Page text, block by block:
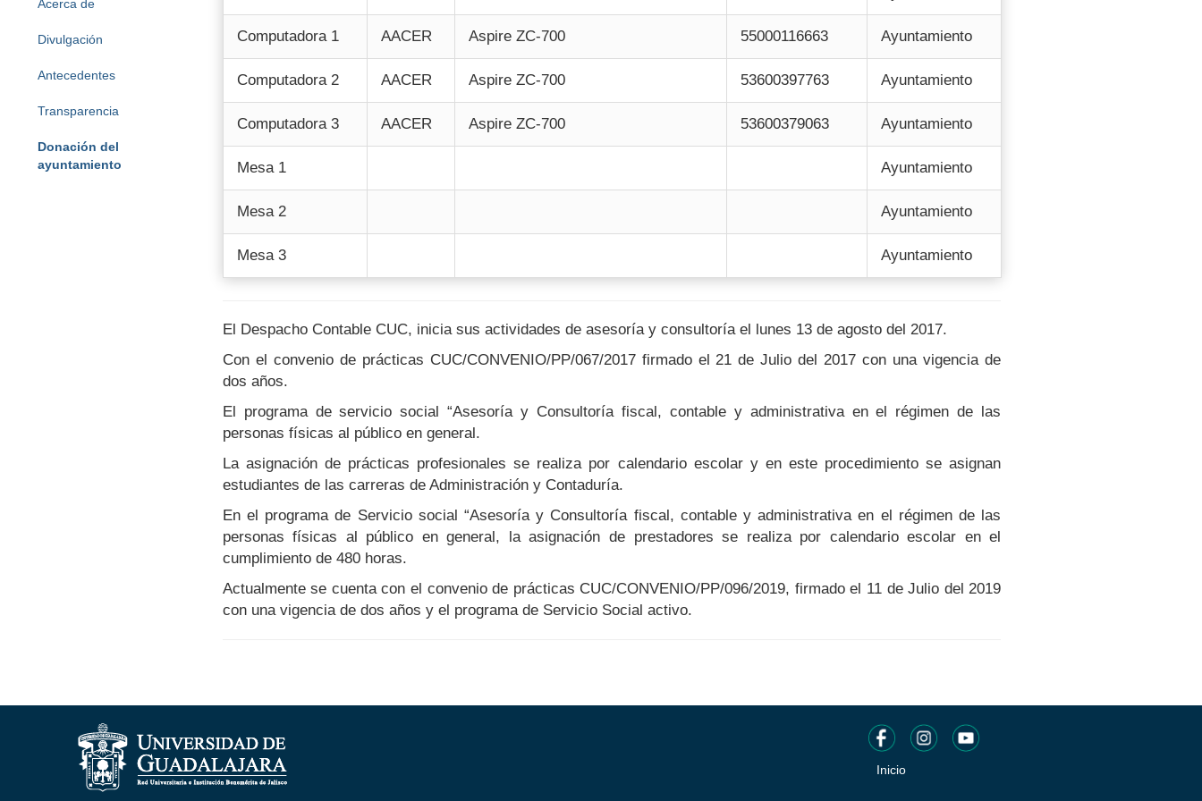
Acerca de
Divulgación
Antecedentes
Transparencia
Donación del
ayuntamiento
Computadora 1 AACER Aspire ZC-700 55000116663 Ayuntamiento
Computadora 2 AACER Aspire ZC-700 53600397763 Ayuntamiento
Computadora 3 AACER Aspire ZC-700 53600379063 Ayuntamiento
Mesa 1 Ayuntamiento
Mesa 2 Ayuntamiento
Mesa 3 Ayuntamiento
El Despacho Contable CUC, inicia sus actividades de asesoría y consultoría el lunes 13 de agosto del 2017.
Con el convenio de prácticas CUC/CONVENIO/PP/067/2017 firmado el 21 de Julio del 2017 con una vigencia de
dos años.
El programa de servicio social “Asesoría y Consultoría fiscal, contable y administrativa en el régimen de las
personas físicas al público en general.
La asignación de prácticas profesionales se realiza por calendario escolar y en este procedimiento se asignan
estudiantes de las carreras de Administración y Contaduría.
En el programa de Servicio social “Asesoría y Consultoría fiscal, contable y administrativa en el régimen de las
personas físicas al público en general, la asignación de prestadores se realiza por calendario escolar en el
cumplimiento de 480 horas.
Actualmente se cuenta con el convenio de prácticas CUC/CONVENIO/PP/096/2019, firmado el 11 de Julio del 2019
con una vigencia de dos años y el programa de Servicio Social activo.
Pie
Inicio